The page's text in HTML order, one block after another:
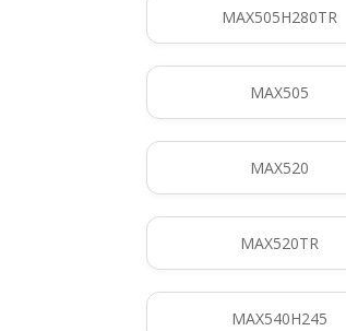
MAX505H280TR
MAX505
MAX520
MAX520TR
MAX540H245